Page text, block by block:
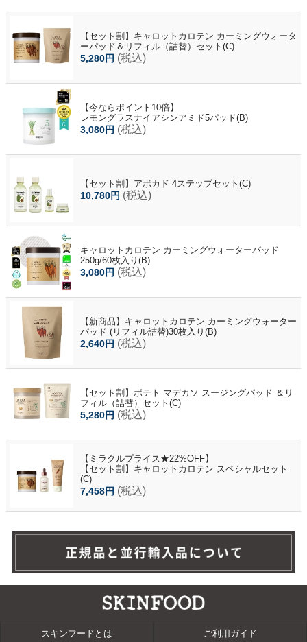
【セット割】キャロットカロテン カーミングウォータ
ーパッド＆リフィル（詰替）セット(C)
5,280円 (税込)
【今ならポイント10倍】
レモングラスナイアシンアミド5パッド(B)
3,080円 (税込)
【セット割】アボカド 4ステップセット(C)
10,780円 (税込)
キャロットカロテン カーミングウォーターパッド
250g/60枚入り(B)
3,080円 (税込)
【新商品】キャロットカロテン カーミングウォーター
パッド (リフィル詰替)30枚入り(B)
2,640円 (税込)
【セット割】ポテト マデカソ スージングパッド ＆リ
フィル（詰替）セット(C)
5,280円 (税込)
【ミラクルプライス★22%OFF】
【セット割】キャロットカロテン スペシャルセット
(C)
7,458円 (税込)
スキンフードとは ご利用ガイド